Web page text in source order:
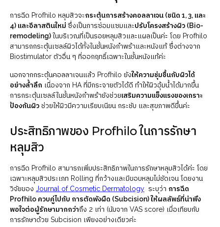
การฉีด Profhilo หลุมสิวจะกระตุ้นการสร้างคอลลาเจน (ชนิด 1, 3, และ
4) และอีลาสตินใหม่ ซึ่งเป็นการซ่อมแซมและปรับโครงสร้างผิว (Bio-
remodeling)ในบริเวณที่เป็นรอยหลุมสิวและแผลเป็นค่ะ โดย Profhilo
สามารถกระตุ้นเซลล์ผิวได้ทั้งในชั้นหนังกำพร้าและหนังแท้ ซึ่งต่างจาก
Biostimulator ตัวอื่น ๆ ที่ออกฤทธิ์เฉพาะในชั้นหนังแท้ค่ะ
นอกจากกระตุ้นคอลลาเจนแล้ว Profhilo ยังให้ความชุ่มชื้นกับผิวได้
อย่างล้ำลึก เนื่องจาก HA ที่มีกระจายตัวได้ดี ทำให้ผิวอุ้มน้ำได้มากขึ้น
การกระตุ้นเซลล์ในชั้นหนังกำพร้ายังช่วยเสริมความแข็งแรงของเกราะ
ป้องกันผิว ช่วยให้ผิวมีความเรียบเนียน กระชับ และสุขภาพดีขึ้นค่ะ
ประสิทธิภาพของ Profhilo ในการรักษา
หลุมสิว
การฉีด Profhilo สามารถเพิ่มประสิทธิภาพในการรักษาหลุมสิวได้ค่ะ โดย
เฉพาะหลุมสิวประเภท Rolling ที่กว้างและมีขอบหลุมไม่ชัดเจน โดยงาน
วิจัยของ Journal of Cosmetic Dermatology ระบุว่า การฉีด
Profhilo ควบคู่ไปกับ การตัดพังผืด (Subcision) ให้ผลลัพธ์ที่น่าพึง
พอใจต่อผู้รักษามากกว่าถึง 2 เท่า (นับจาก VAS score) เมื่อเทียบกับ
การรักษาด้วย Subcision เพียงอย่างเดียวค่ะ